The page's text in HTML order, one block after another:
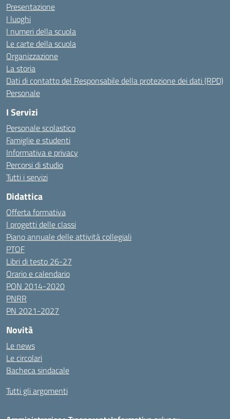
Presentazione
I luoghi
I numeri della scuola
Le carte della scuola
Organizzazione
La storia
Dati di contatto del Responsabile della protezione dei dati (RPD)
Personale
I Servizi
Personale scolastico
Famiglie e studenti
Informativa e privacy
Percorsi di studio
Tutti i servizi
Didattica
Offerta formativa
I progetti delle classi
Piano annuale delle attività collegiali
PTOF
Libri di testo 26-27
Orario e calendario
PON 2014-2020
PNRR
PN 2021-2027
Novità
Le news
Le circolari
Bacheca sindacale
Tutti gli argomenti